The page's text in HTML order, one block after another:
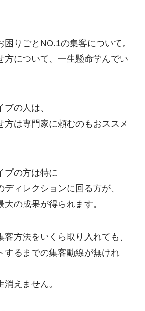
りごとNO.1の集客について。
方について、一生懸命学んでい
の人は、
方は専門家に頼むのもおススメ
プの方は特に
ィレクションに回る方が、
の成果が得られます。
客方法をいくら取り入れても、
するまでの集客動線が無けれ
えません。